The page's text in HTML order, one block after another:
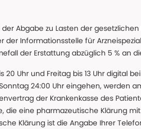
Abgabe zu Lasten der
Informationsstelle für
der Erstattung abzüglich 5 % an
Uhr und Freitag bis 13 Uhr digital
24:00 Uhr eingehen, werden
der Krankenkasse des
eine pharmazeutische Klärung
Klärung ist die Angabe Ihrer